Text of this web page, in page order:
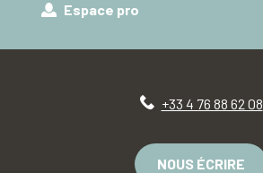
Espace pro
+33 4 76 88 62 08
NOUS ÉCRIRE